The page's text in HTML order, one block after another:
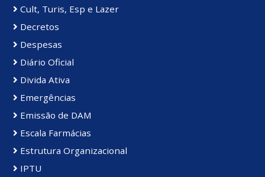
Cult, Turis, Esp e Lazer
Decretos
Despesas
Diário Oficial
Divida Ativa
Emergências
Emissão de DAM
Escala Farmácias
Estrutura Organizacional
IPTU